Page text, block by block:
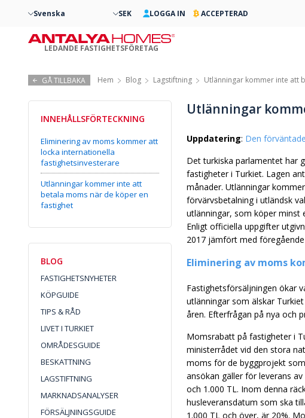
GÅ TILLBAKA Hem Blog Lagstiftning Utlänningar kommer inte att
INNEHÅLLSFÖRTECKNING
Eliminering av moms kommer att
locka internationella
fastighetsinvesterare
Utlänningar kommer inte att
betala moms när de köper en
fastighet
BLOG
FASTIGHETSNYHETER
KÖPGUIDE
TIPS & RÅD
LIVET I TURKIET
OMRÅDESGUIDE
BESKATTNING
LAGSTIFTNING
MARKNADSANALYSER
FÖRSÄLJNINGSGUIDE
Utlänningar
Uppdatering: Den
Det turkiska parlamentet har
fastigheter i Turkiet. Lagen
månader. Utlänningar
förvärvsbetalning i utländsk
utlänningar, som köper minst
Enligt officiella uppgifter
2017 jämfört med
Eliminering av moms
Fastighetsförsäljningen ökar
utlänningar som älskar
åren. Efterfrågan på nya och
Momsrabatt på fastigheter i
ministerrådet vid den stora
moms för de byggprojekt
ansökan gäller för leverans
och 1.000 TL. Inom denna
husleveransdatum som ska
1.000 TL och över, är 20%.
Svenska SEK LOGGA IN ACCEPTERAD
LEDANDE FASTIGHETSFÖRETAG